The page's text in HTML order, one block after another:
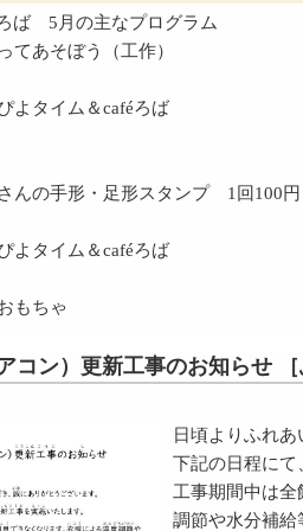
ば 5月の主なプログラム
てあそぼう（工作）
よタイム＆caféろば
んの手形・足形スタンプ 1回100
よタイム＆caféろば
もちゃ
コン）更新工事のお知らせ ［
日頃よりふれ
下記の日程にて
工事期間中は
調節や水分補給